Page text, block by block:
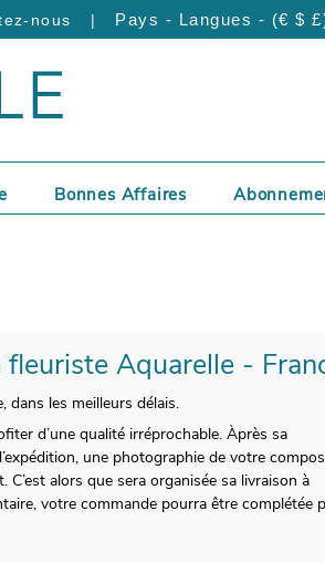
nous | Pays - Langues - (€ $
Bonnes Affaires
Aquarelle -
les meilleurs délais.
d’une qualité irréprochable. Àprès sa
une photographie de votre
alors que sera organisée sa livraison à
votre commande pourra être complétée